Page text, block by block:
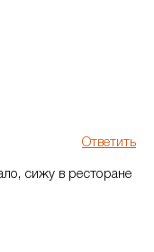
Ответить
сижу в ресторане